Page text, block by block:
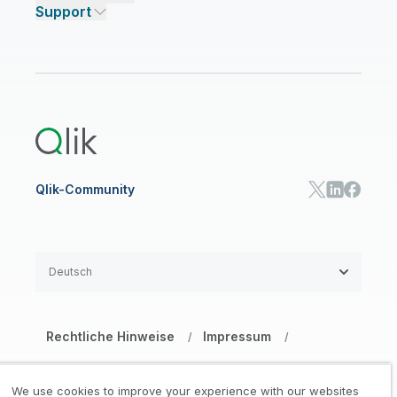
Datenquellen und -ziele
Talend Data Fabric
Preisgestaltung AI/ML
Partner suchen
Events
Support
Qlik-Community
Rechtliche Hinweise / Impressum /
Deutsch
We use cookies to improve your experience with our websites